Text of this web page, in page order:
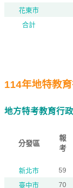
花東市
合計
114年地特教
地方特考教育行
分發區
報
考
新北市 59
臺中市
70